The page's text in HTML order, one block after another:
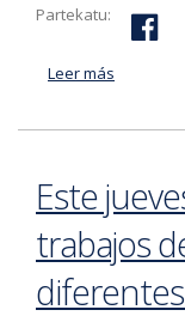
Partekatu:
Leer más
Este
trabajos